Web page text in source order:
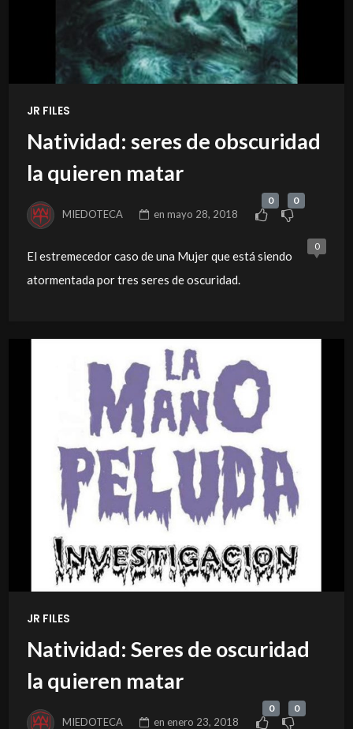
JR FILES
Natividad: seres de obscuridad
la quieren matar
MIEDOTECA enmayo 28, 2018
0 0
0
El estremecedor caso de una Mujer que está siendo
atormentada por tres seres de oscuridad.
JR FILES
Natividad: Seres de oscuridad
la quieren matar
MIEDOTECA en enero 23, 2018
0 0